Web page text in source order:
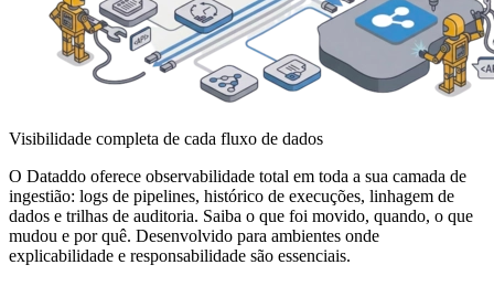
Visibilidade completa de cada fluxo de dados
O Dataddo oferece observabilidade total em toda a sua camada de
ingestião: logs de pipelines, histórico de execuções, linhagem de
dados e trilhas de auditoria. Saiba o que foi movido, quando, o que
mudou e por quê. Desenvolvido para ambientes onde
explicabilidade e responsabilidade são essenciais.